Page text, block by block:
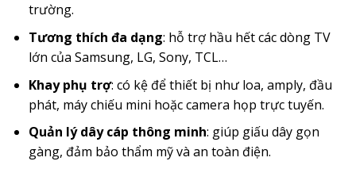
trường.
Tương thích đa dạng: hỗ trợ hầu hết các dòng TV
lớn của Samsung, LG, Sony, TCL…
Khay phụ trợ: có kệ để thiết bị như loa, amply, đầu
phát, máy chiếu mini hoặc camera họp trực tuyến.
Quản lý dây cáp thông minh: giúp giấu dây gọn
gàng, đảm bảo thẩm mỹ và an toàn điện.